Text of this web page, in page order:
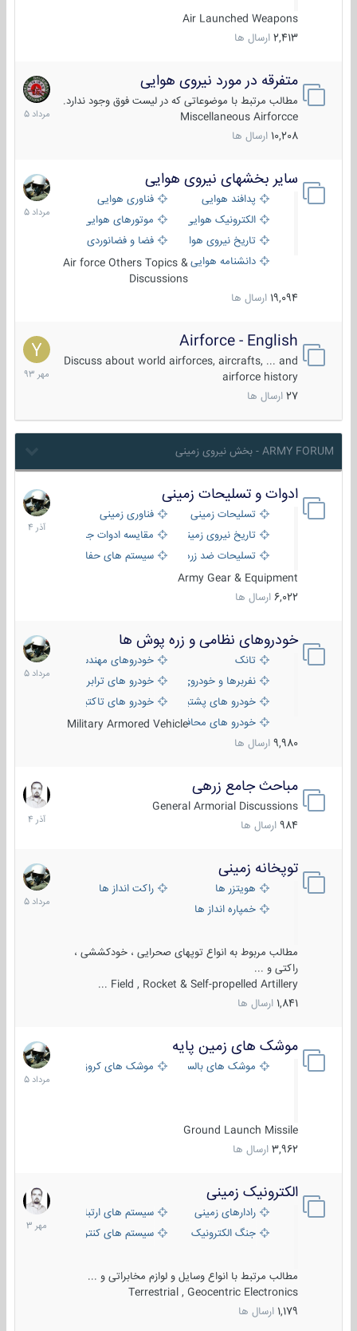
Air Launched Weapons
2,413 ارسال ها
متفرقه در مورد نیروی هوایی
مطالب مرتبط با موضوعاتی که در لیست فوق وجود ندارد.
Miscellaneous Airforcce
10,208 ارسال ها
7
مرداد
1405
سایر بخشهای نیروی هوایی
پدافند هوایی
فناوری هوایی
الکترونیک هوایی
موتورهای هوایی
تاریخ نیروی هوایی
فضا و فضانوردی
دانشنامه هواییAir force Others Topics &
Discussions
19,094 ارسال ها
2
مرداد
1405
Airforce - English
Discuss about world airforces, aircrafts, ... and
airforce history
27 ارسال ها
15
مهر
1393
ARMY FORUM - بخش نیروی زمینی
ادوات و تسلیحات زمینی
تسلیحات زمینی
فناوری زمینی
تاریخ نیروی زمینی
مقایسه ادوات جنگی
تسلیحات ضد زره
سیستم های حفاظت فعال
Army Gear & Equipment
6,022 ارسال ها
21
آذر
1404
خودروهای نظامی و زره پوش ها
تانک
خودروهای مهندسی
نفربرها و خودروی های رزمی پیاده نظام
خودرو های ترابری نظامی
خودرو های پشتیبانی آتش ، شناسایی و ضد تانک
خودرو های تاکتیکی نظامی
خودرو های محافظت شدهMilitary Armored Vehicle
9,980 ارسال ها
2
مرداد
1405
مباحث جامع زرهی
General Armorial Discussions
984 ارسال ها
7
آذر
1404
توپخانه زمینی
هویتزر ها
راکت انداز ها
خمپاره انداز ها
مطالب مربوط به انواع توپهای صحرایی ، خودکششی ،
راکتی و ...
Field , Rocket & Self-propelled Artillery ...
1,841 ارسال ها
9
مرداد
1405
موشک های زمین پایه
موشک های بالستیک موشک های کروز
Ground Launch Missile
3,962 ارسال ها
2
مرداد
1405
الکترونیک زمینی
رادارهای زمینی
سیستم های ارتباطی و جمع آوری
جنگ الکترونیک
سیستم های کنترل آتش و تجهیزات
مطالب مرتبط با انواع وسایل و لوازم مخابراتی و ...
Terrestrial , Geocentric Electronics
1,179 ارسال ها
1
مهر
1403